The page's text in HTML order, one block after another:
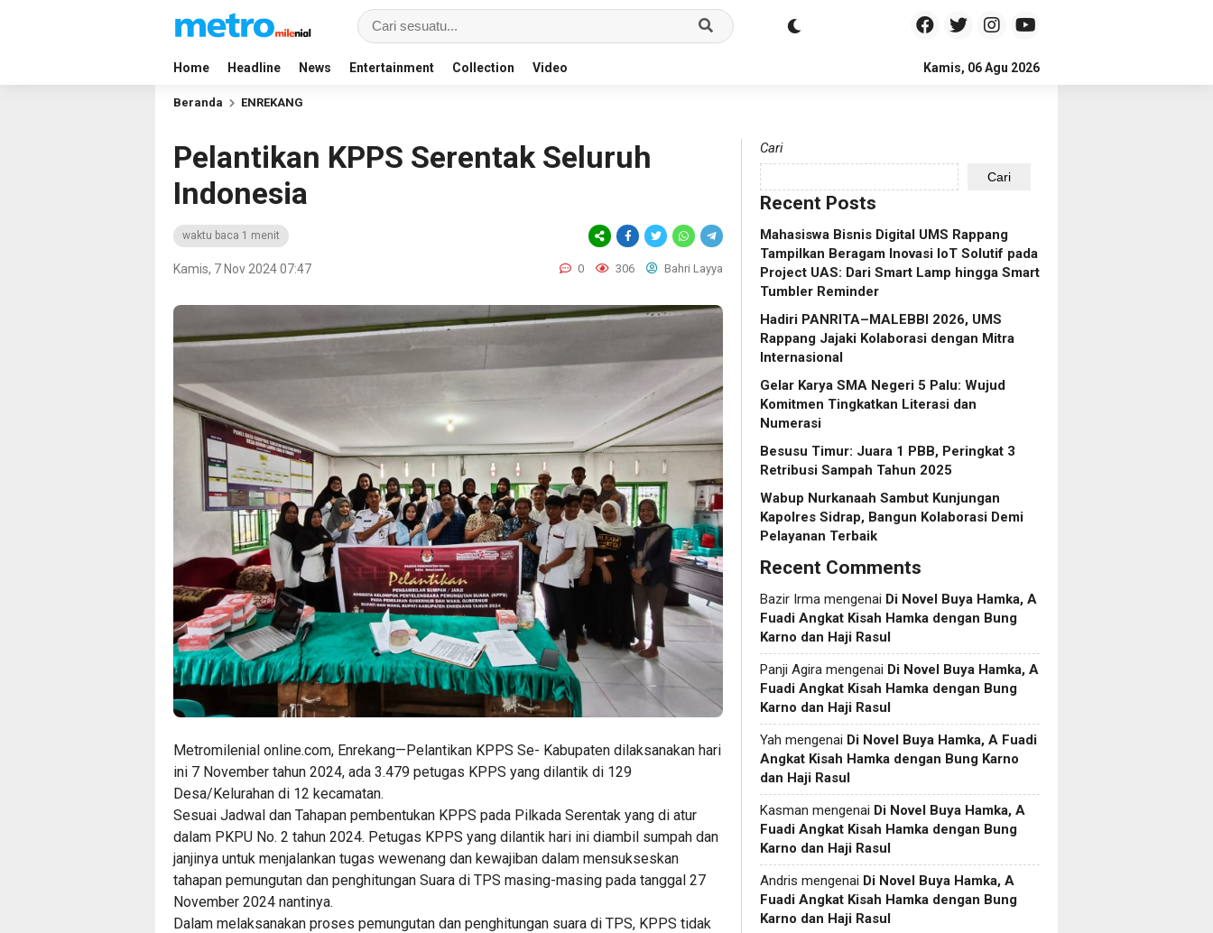
Home Headline News Entertainment Collection Video Kamis, 06 Agu 2026
Beranda ENREKANG
Pelantikan KPPS Serentak Seluruh
Indonesia
waktu baca 1 menit
Kamis, 7 Nov 2024 07:47 0 306 Bahri Layya
Metromilenial online.com, Enrekang—Pelantikan KPPS Se- Kabupaten dilaksanakan hari
ini 7 November tahun 2024, ada 3.479 petugas KPPS yang dilantik di 129
Desa/Kelurahan di 12 kecamatan.
Sesuai Jadwal dan Tahapan pembentukan KPPS pada Pilkada Serentak yang di atur
dalam PKPU No. 2 tahun 2024. Petugas KPPS yang dilantik hari ini diambil sumpah dan
janjinya untuk menjalankan tugas wewenang dan kewajiban dalam mensukseskan
tahapan pemungutan dan penghitungan Suara di TPS masing-masing pada tanggal 27
November 2024 nantinya.
Dalam melaksanakan proses pemungutan dan penghitungan suara di TPS, KPPS tidak
Cari
Cari
Recent Posts
Mahasiswa Bisnis Digital UMS Rappang
Tampilkan Beragam Inovasi IoT Solutif pada
Project UAS: Dari Smart Lamp hingga Smart
Tumbler Reminder
Hadiri PANRITA–MALEBBI 2026, UMS
Rappang Jajaki Kolaborasi dengan Mitra
Internasional
Gelar Karya SMA Negeri 5 Palu: Wujud
Komitmen Tingkatkan Literasi dan
Numerasi
Besusu Timur: Juara 1 PBB, Peringkat 3
Retribusi Sampah Tahun 2025
Wabup Nurkanaah Sambut Kunjungan
Kapolres Sidrap, Bangun Kolaborasi Demi
Pelayanan Terbaik
Recent Comments
Bazir Irma mengenai Di Novel Buya Hamka, A
Fuadi Angkat Kisah Hamka dengan Bung
Karno dan Haji Rasul
Panji Agira mengenai Di Novel Buya Hamka, A
Fuadi Angkat Kisah Hamka dengan Bung
Karno dan Haji Rasul
Yah mengenai Di Novel Buya Hamka, A Fuadi
Angkat Kisah Hamka dengan Bung Karno
dan Haji Rasul
Kasman mengenai Di Novel Buya Hamka, A
Fuadi Angkat Kisah Hamka dengan Bung
Karno dan Haji Rasul
Andris mengenai Di Novel Buya Hamka, A
Fuadi Angkat Kisah Hamka dengan Bung
Karno dan Haji Rasul